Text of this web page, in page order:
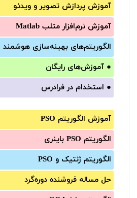
آموزش‌ پردازش تصویر و ویدئو
آموزش‌ نرم‌افزار متلب Matlab
الگوریتم‌های بهینه‌سازی هوشمند
● آموزش‌های رایگان
● استخدام در فرادرس
آموزش الگوریتم PSO
الگوریتم PSO باینری
الگوریتم ژنتیک و PSO
حل مساله فروشنده دوره‌گرد